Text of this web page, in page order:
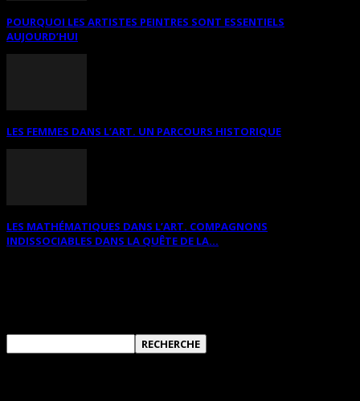
POURQUOI LES ARTISTES PEINTRES SONT ESSENTIELS
AUJOURD’HUI
LES FEMMES DANS L’ART. UN PARCOURS HISTORIQUE
LES MATHÉMATIQUES DANS L’ART. COMPAGNONS
INDISSOCIABLES DANS LA QUÊTE DE LA...